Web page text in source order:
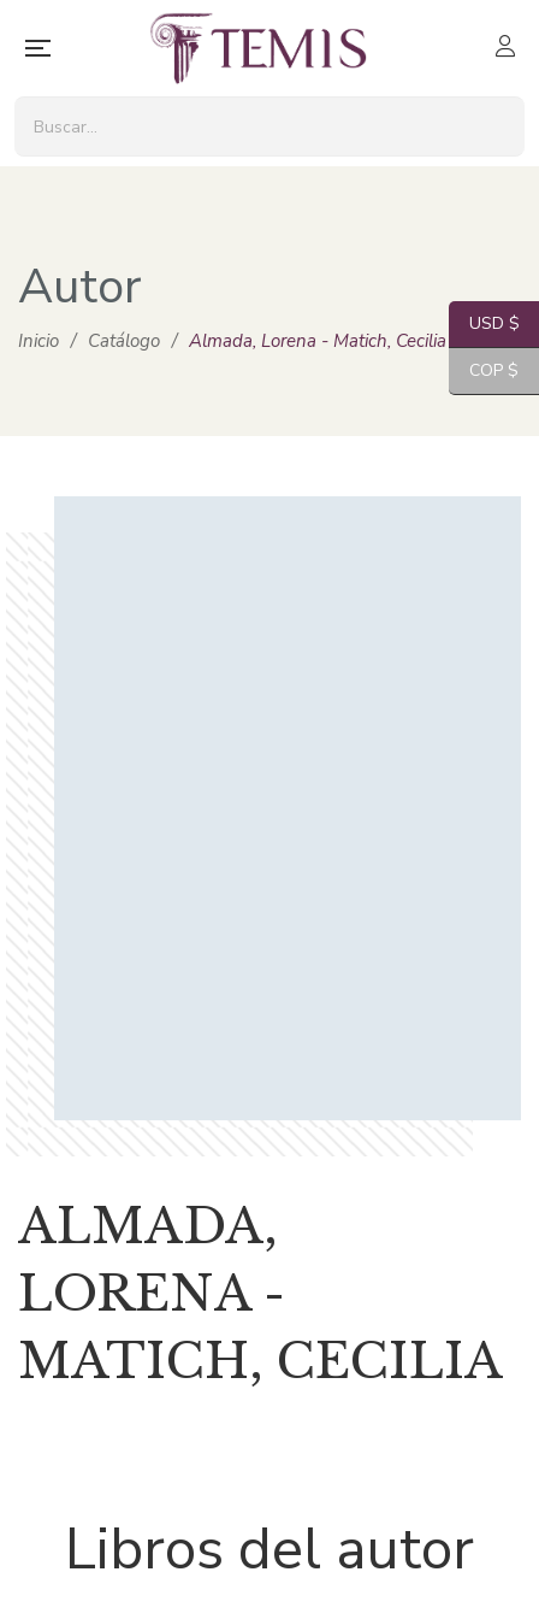
Autor
Inicio / Catálogo / Almada, Lorena - Matich, Cecilia
ALMADA,
LORENA -
MATICH, CECILIA
Libros del autor
USD $
COP $